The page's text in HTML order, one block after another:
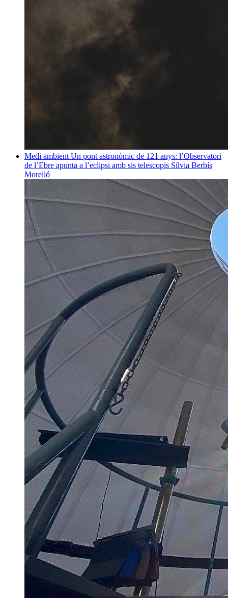
Medi ambient Un pont astronòmic de 121 anys: l’Observatori
de l’Ebre apunta a l’eclipsi amb sis telescopis Sílvia Berbís
Morelló